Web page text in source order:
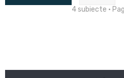
4 subiecte •